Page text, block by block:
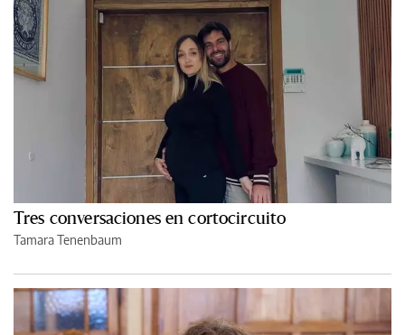
Tres conversaciones en cortocircuito
Tamara Tenenbaum